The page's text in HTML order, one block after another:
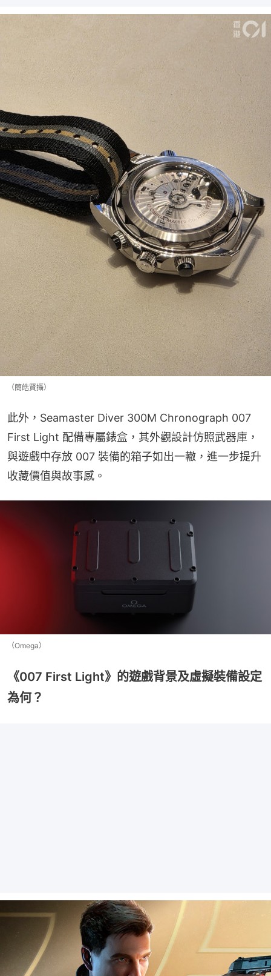
（簡皓賢攝）
此外，Seamaster Diver 300M Chronograph 007
First Light 配備專屬錶盒，其外觀設計仿照武器庫，
與遊戲中存放 007 裝備的箱子如出一轍，進一步提升
收藏價值與故事感。
（Omega）
《007 First Light》的遊戲背景及虛擬裝備設定
為何？